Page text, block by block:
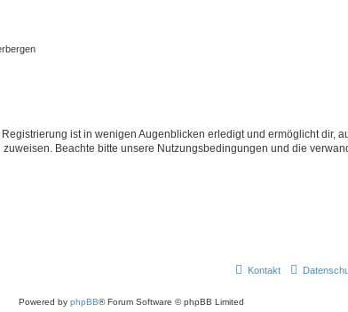
ist in wenigen Augenblicken erledigt und ermöglicht dir,
Beachte bitte unsere Nutzungsbedingungen und die
Kontakt
Powered by phpBB® Forum Software © phpBB Limited